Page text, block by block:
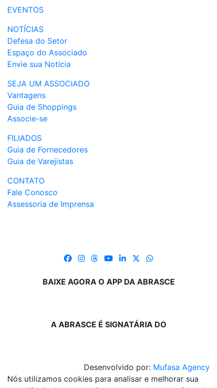
EVENTOS
NOTÍCIAS
Defesa do Setor
Espaço do Associado
Envie sua Notícia
SEJA UM ASSOCIADO
Vantagens
Guia de Shoppings
Associe-se
FILIADOS
Guia de Fornecedores
Guia de Varejistas
CONTATO
Fale Conosco
Assessoria de Imprensa
BAIXE AGORA O APP DA ABRASCE
A ABRASCE É SIGNATÁRIA DO
Desenvolvido por: Mufasa Agency
Nós utilizamos cookies para analisar e melhorar sua